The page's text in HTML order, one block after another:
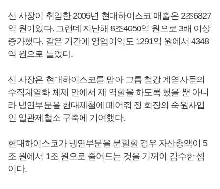
신 사장이 취임한 2005년 현대하이스코 매출은 2조6827
억 원이었다. 그런데 지난해 8조4050억 원으로 3배 이상
증가했다. 같은 기간에 영업이익도 1291억 원에서 4348
억 원으로 늘었다.
신 사장은 현대하이스코를 맡아 그룹 철강 계열사들의
수직계열화 체제 안에서 제 역할을 하도록 했을 뿐 아니
라 냉연부문을 현대제철에 떼어줘 정 회장의 숙원사업
인 일관제철소 구축에 기여했다.
현대하이스코가 냉연부문을 분할할 경우 자산총액이 5
조 원에서 1조 원으로 줄어드는 것을 기꺼이 감수한 셈
이다.